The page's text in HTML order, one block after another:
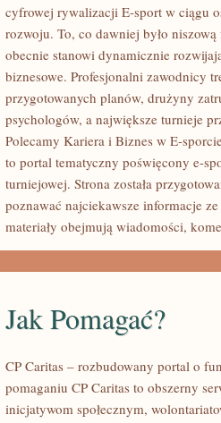
cyfrowej rywalizacji E-sport w ciągu
rozwoju. To, co dawniej było
obecnie stanowi dynamicznie
biznesowe. Profesjonalni zawodnicy
przygotowanych planów, drużyny
psychologów, a największe turnieje
Polecamy Kariera i Biznes w E-
to portal tematyczny poświęcony e-
turniejowej. Strona została
poznawać najciekawsze informacje
materiały obejmują wiadomości,
Jak Pomagać?
CP Caritas – rozbudowany portal o
pomaganiu CP Caritas to obszerny
inicjatywom społecznym,